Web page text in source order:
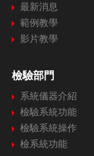
最新消息
範例教學
影片教學
檢驗部門
系統儀器介紹
檢驗系統功能
檢驗系統操作
檢系統功能